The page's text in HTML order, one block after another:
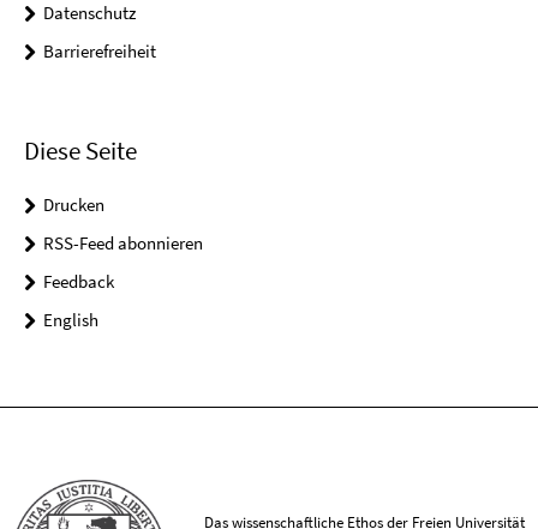
Datenschutz
Barrierefreiheit
Diese Seite
Drucken
RSS-Feed abonnieren
Feedback
English
Das wissenschaftliche Ethos der Freien Universität